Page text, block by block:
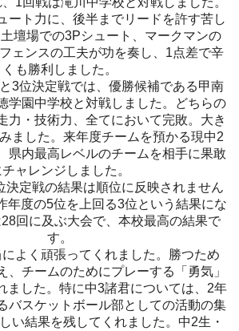
ート力に、後半までリードを許す苦し
壇場での3Pシュート、マークマンの
ェンスの工夫が功を奏し、1点差で辛
くも勝利しました。
3位決定戦では、優勝候補である甲南
学園中学校と対戦しました。どちらの
力・技術力、全てにおいて完敗。大き
ました。来年度チームを預かる現中2
県内最高レベルのチームを相手に果敢
チャレンジしました。
定戦の結果は順位に反映されません
年度の5位を上回る3位という結果にな
回に及ぶ大会で、本校最高の結果で
す。
よく頑張ってくれました。勝つため
、チームのためにプレーする「勇気」
ました。特に中3諸君については、2年
バスケットボール部としての活動の集
い結果を残してくれました。中2生・